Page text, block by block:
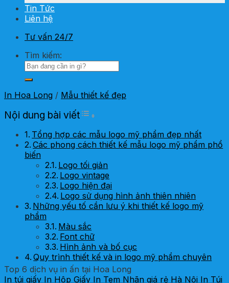
Tin Tức
Liên hệ
Tư vấn 24/7
Tìm kiếm:
In Hoa Long / Mẫu thiết kế đẹp
Nội dung bài viết Toggle Table of Content
Tổng hợp các mẫu logo mỹ phẩm đẹp nhất
Các phong cách thiết kế mẫu logo mỹ phẩm phổ
biến
Logo tối giản
Logo vintage
Logo hiện đại
Logo sử dụng hình ảnh thiên nhiên
Những yếu tố cần lưu ý khi thiết kế logo mỹ
phẩm
Màu sắc
Font chữ
Hình ảnh và bố cục
Quy trình thiết kế và in logo mỹ phẩm chuyên
nghiệp tại In Hoa Long
Top 6 dịch vụ in ấn tại Hoa Long
In túi giấy In Hộp Giấy In Tem Nhãn giá rẻ Hà Nội In Túi